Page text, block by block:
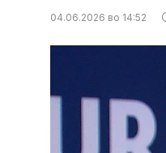
04.06.2026 во 14:52